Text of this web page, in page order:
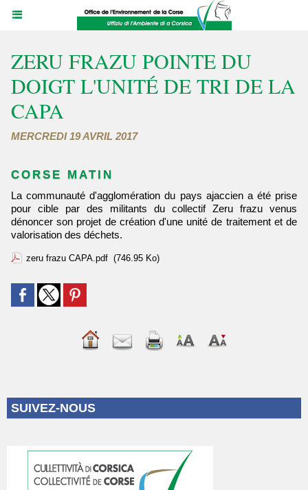
ZERU FRAZU POINTE DU
DOIGT L'UNITÉ DE TRI DE LA
CAPA
MERCREDI 19 AVRIL 2017
CORSE MATIN
La communauté d'agglomération du pays ajaccien a été prise
pour cible par des militants du collectif Zeru frazu venus
dénoncer son projet de création d'une unité de traitement et de
valorisation des déchets.
zeru frazu CAPA.pdf (746.95 Ko)
SUIVEZ-NOUS